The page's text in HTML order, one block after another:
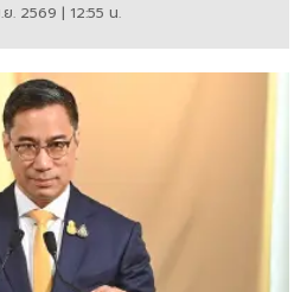
ย. 2569 | 12:55 น.